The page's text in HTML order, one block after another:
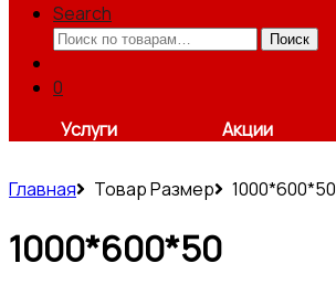
Search
Искать:
Поиск
0
Услуги
Акции
Главная Товар Размер 1000*600*50
1000*600*50